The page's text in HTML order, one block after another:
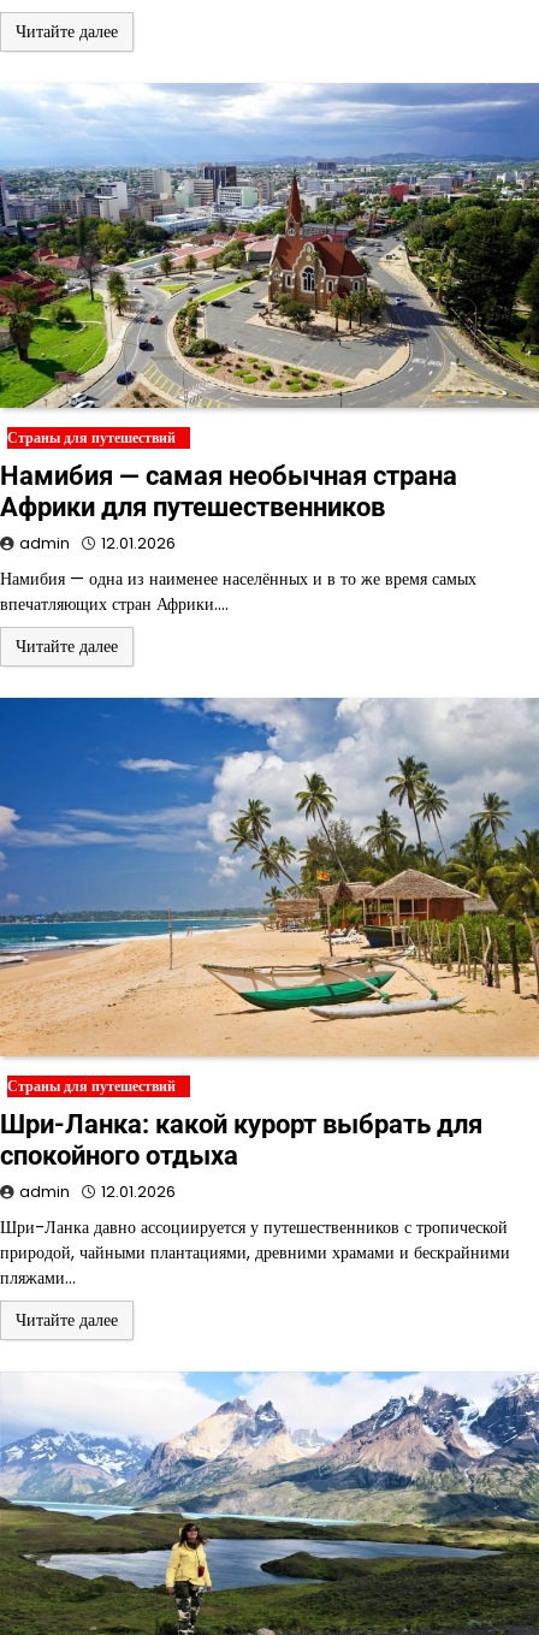
Читайте далее
Страны для путешествий
Намибия — самая необычная страна
Африки для путешественников
admin 12.01.2026
Намибия — одна из наименее населённых и в то же время самых
впечатляющих стран Африки.…
Читайте далее
Страны для путешествий
Шри-Ланка: какой курорт выбрать для
спокойного отдыха
admin 12.01.2026
Шри-Ланка давно ассоциируется у путешественников с тропической
природой, чайными плантациями, древними храмами и бескрайними
пляжами…
Читайте далее